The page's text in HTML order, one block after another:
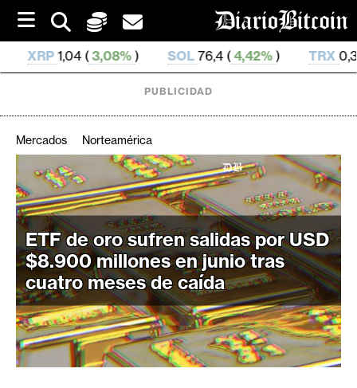
i
t
o
) SOL76,4 (4,42% ) TRX0,328 748 ( 0,42%)
C
r
i
p
t
o
M
e
r
PUBLICIDAD
Mercados Norteamérica
ETF de oro sufren salidas por USD
$8.900 millones en junio tras
cuatro meses de caída